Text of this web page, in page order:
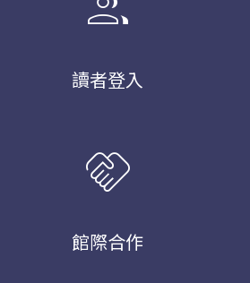
讀者登入
handshake
館際合作